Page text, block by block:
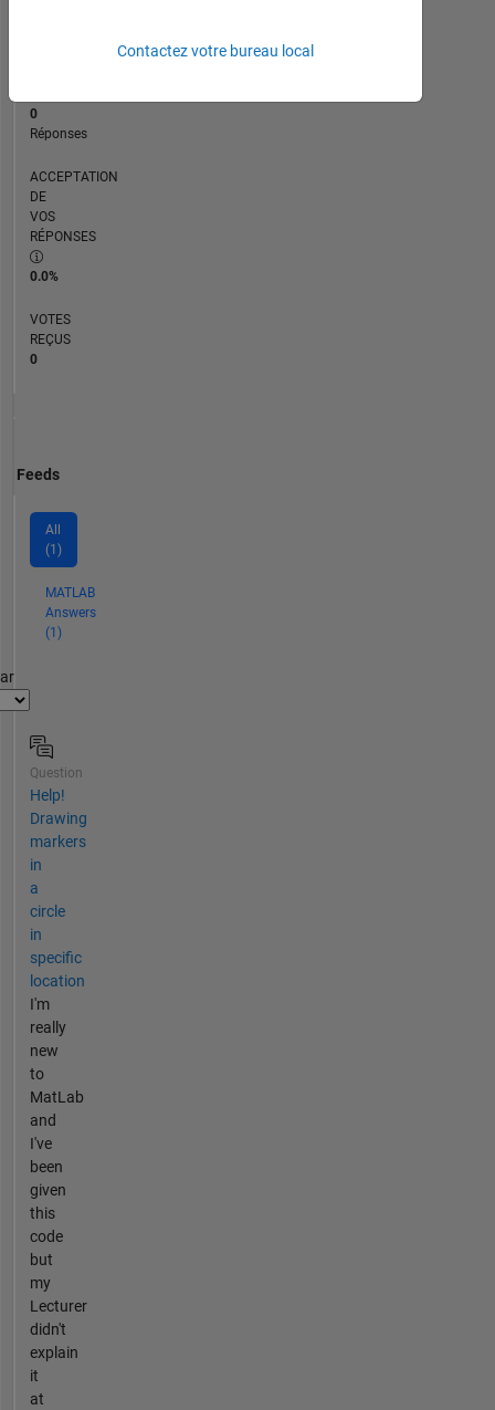
CONTRIBUTIONS
0
Réponses
ACCEPTATION
DE
VOS
RÉPONSES
0.0%
VOTES
REÇUS
0
Feeds
All
(1)
MATLAB
Answers
(1)
Question
Help!
Drawing
markers
in
a
circle
in
specific
location
I'm
really
new
to
MatLab
and
I've
been
given
this
code
but
my
Lecturer
didn't
explain
it
at
Contactez votre bureau local